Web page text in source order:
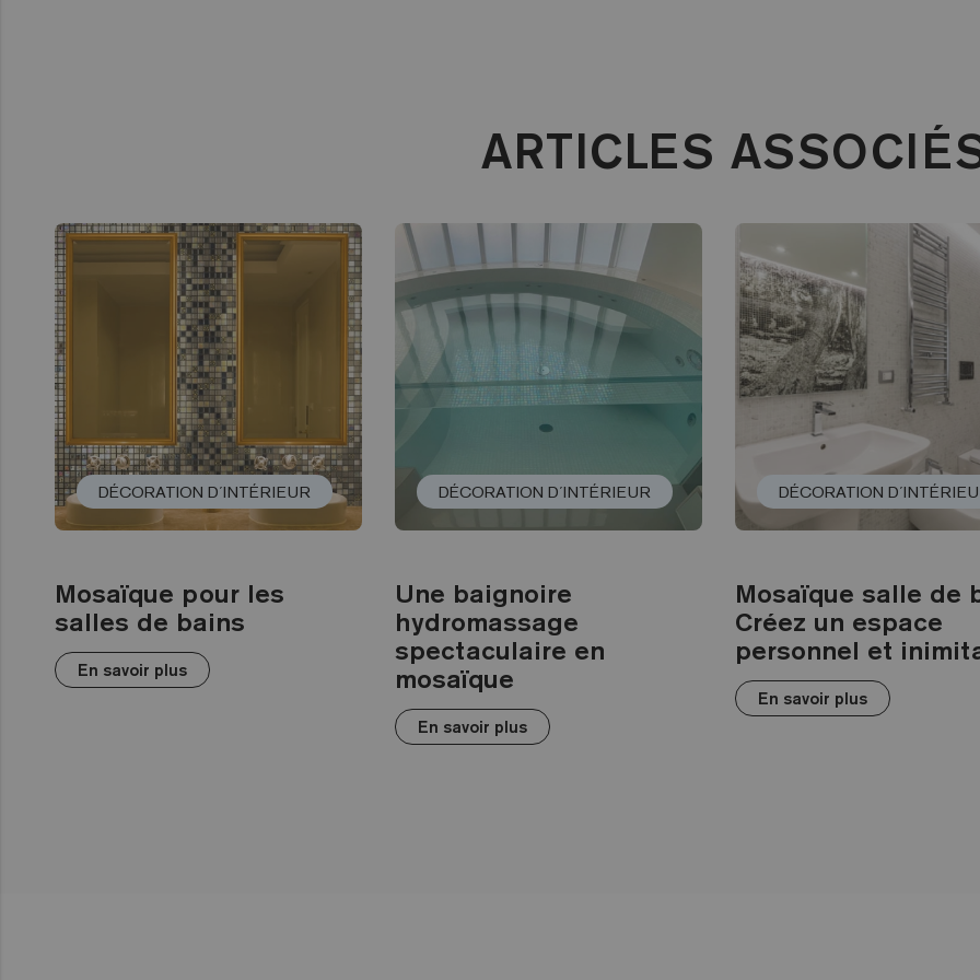
ARTICLES
DÉCORATION D´INTÉRIEUR
Mosaïque pour les
salles de bains
En savoir plus
DÉCORATION D´INTÉRIEUR
Une baignoire
hydromassage
spectaculaire en
mosaïque
En savoir plus
DÉCORATION
Mosaïque salle de
Créez un espace
personnel et
En savoir plus